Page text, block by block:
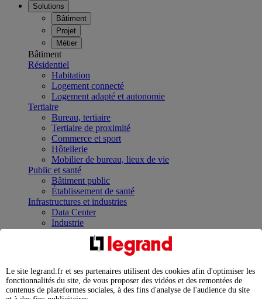
Solutions
Bâtiment
Projet
Métier
Bâtiment
Résidentiel
Habitation
Logement connecté
Logement adapté et autonomie
Tertiaire
Bureau, tertiaire
Tertiaire de proximité
Commerce et sport
Hôtellerie
Mobilier de bureau, lieux de vie
Public et santé
Bâtiment public
Établissement de santé
Infrastructures et industries
Data Center
Industrie
Infrastructures
Contrôler et planifier le fonctionnement des appareils
Répartir et optimiser son tableau électrique
Legrand Data Center Solutions : concentrer les
expertises au service de vos performances
Le site legrand.fr et ses partenaires utilisent des cookies afin d'optimiser les
fonctionnalités du site, de vous proposer des vidéos et des remontées de
contenus de plateformes sociales, à des fins d'analyse de l'audience du site